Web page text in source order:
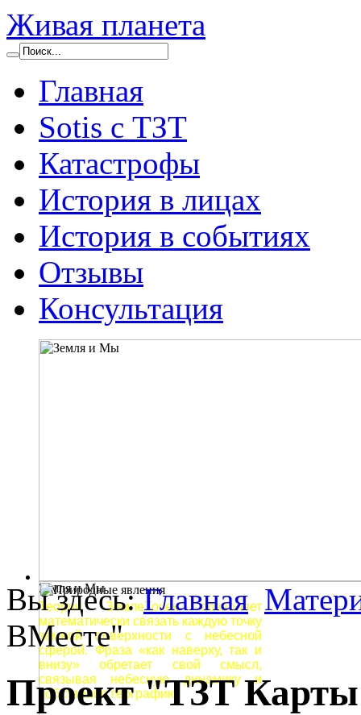
Живая планета
Главная
Sotis с ТЗТ
Катастрофы
История в лицах
История в событиях
Отзывы
Консультация
Земля и Мы
Теория ЗемлеТочек позволяет
математически связать каждую точку
земной поверхности с небесной
сферой. Фраза «как наверху, так и
внизу» обретает свой смысл,
связывая небесную динамику и
собственно географию.
Вы здесь:Главная
ВМесте"
Проект "ТЗТ